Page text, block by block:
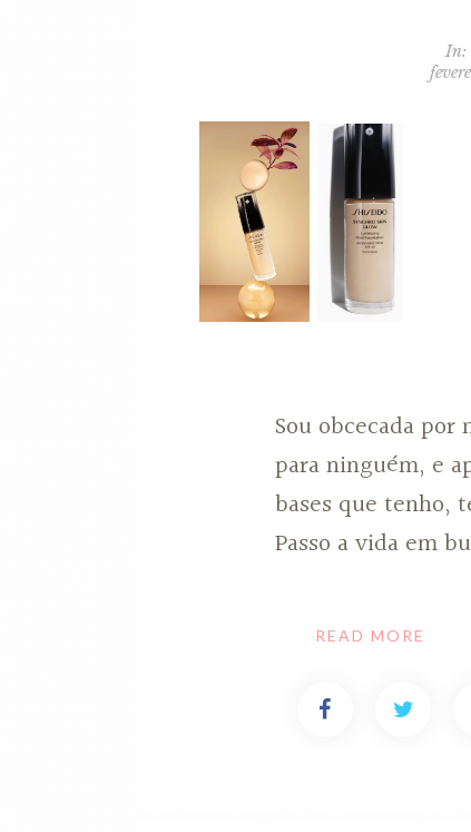
In:
Sou obcecada
para ninguém, e
bases que tenho,
Passo a vida em
READ MORE